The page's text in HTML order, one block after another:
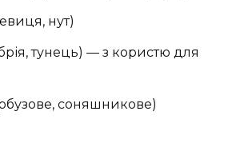
нут)
тунець) — з користю для
соняшникове)